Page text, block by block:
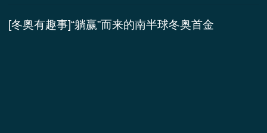
[冬奥有趣事]“躺赢”而来的南半球冬奥首金